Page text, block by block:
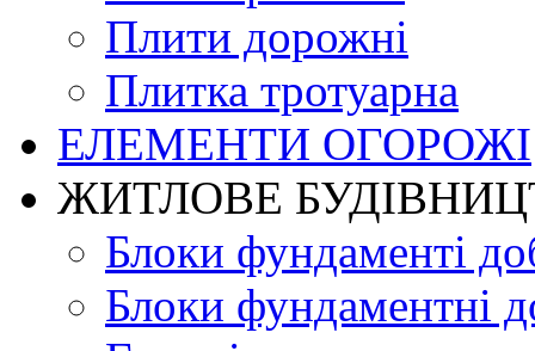
Плити дорожні
Плитка тротуарна
ЕЛЕМЕНТИ ОГОРОЖІ
ЖИТЛОВЕ
Блоки фундаменті
Блоки фундаментні